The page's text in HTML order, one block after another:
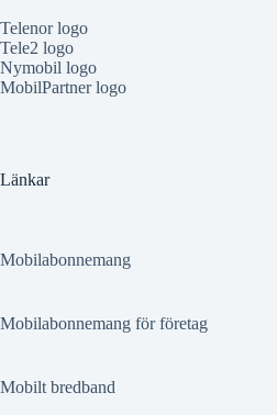
Telenor logo
Tele2 logo
Nymobil logo
MobilPartner logo
Länkar
Mobilabonnemang
Mobilabonnemang för företag
Mobilt bredband